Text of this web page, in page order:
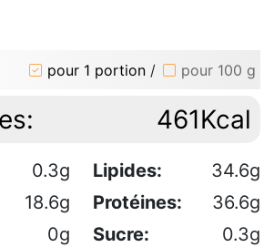
pour 1 portion / pour 100 g
461Kcal
0.3g Lipides:
34.6g
18.6g Protéines:
36.6g
0g Sucre:
0.3g